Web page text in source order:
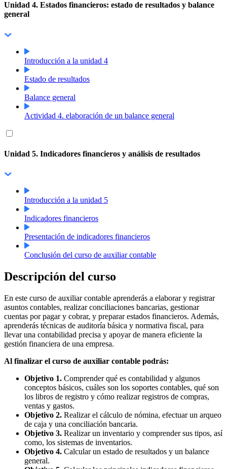
Unidad 4. Estados financieros: estado de resultados y balance
general
Introducción a la unidad 4
Estado de resultados
Balance general
Actividad 4. elaboración de un balance general
Unidad 5. Indicadores financieros y análisis de resultados
Introducción a la unidad 5
Indicadores financieros
Presentación de indicadores financieros
Conclusión del curso de auxiliar contable
Descripción del curso
En este curso de auxiliar contable aprenderás a elaborar y registrar
asuntos contables, realizar conciliaciones bancarias, gestionar
cuentas por pagar y cobrar, y preparar estados financieros. Además,
aprenderás técnicas de auditoría básica y normativa fiscal, para
llevar una contabilidad precisa y apoyar de manera eficiente la
gestión financiera de una empresa.
Al finalizar el curso de auxiliar contable podrás:
Objetivo 1. Comprender qué es contabilidad y algunos
conceptos básicos, cuáles son los soportes contables, qué son
los libros de registro y cómo realizar registros de compras,
ventas y gastos.
Objetivo 2. Realizar el cálculo de nómina, efectuar un arqueo
de caja y una conciliación bancaria.
Objetivo 3. Realizar un inventario y comprender sus tipos, así
como, los sistemas de inventarios.
Objetivo 4. Calcular un estado de resultados y un balance
general.